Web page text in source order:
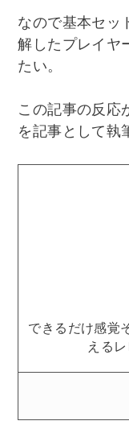
なので基本セッ
解したプレイヤ
たい。
この記事の反応
を記事として執
できるだけ感覚
える